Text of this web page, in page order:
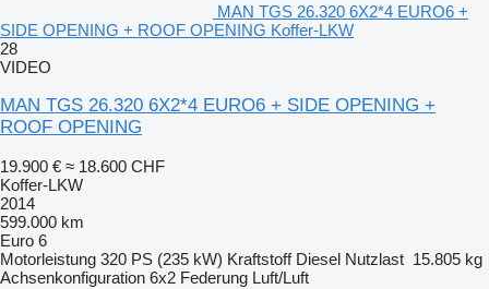
MAN TGS 26.320 6X2*4 EURO6 +
SIDE OPENING + ROOF OPENING Koffer-LKW
28
VIDEO
MAN TGS 26.320 6X2*4 EURO6 + SIDE OPENING +
ROOF OPENING
19.900 € ≈ 18.600 CHF
Koffer-LKW
2014
599.000 km
Euro 6
Motorleistung 320 PS (235 kW) Kraftstoff Diesel Nutzlast 15.805 kg
Achsenkonfiguration 6x2 Federung Luft/Luft